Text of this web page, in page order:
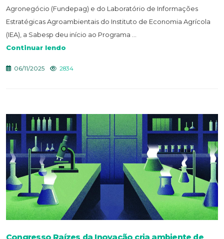
Agronegócio (Fundepag) e do Laboratório de Informações
Estratégicas Agroambientais do Instituto de Economia Agrícola
(IEA), a Sabesp deu início ao Programa ...
Continuar lendo
06/11/2025 2834